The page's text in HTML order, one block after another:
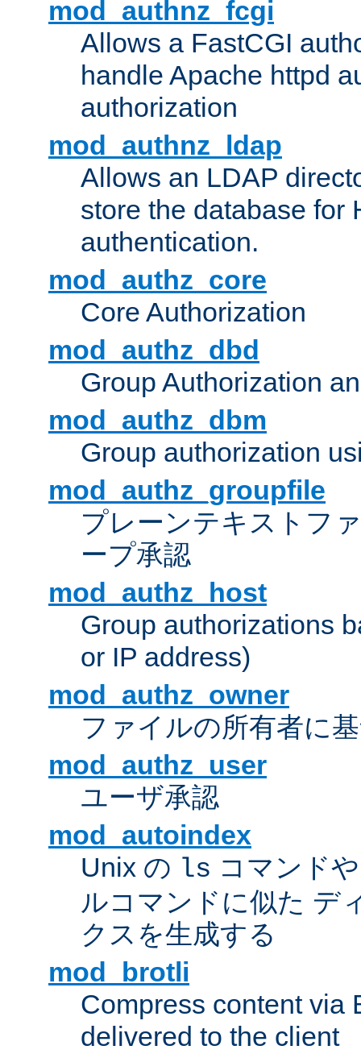
mod_authnz_fcgi
Allows a FastCGI
handle Apache httpd
authorization
mod_authnz_ldap
Allows an LDAP
store the database for
authentication.
mod_authz_core
Core Authorization
mod_authz_dbd
Group Authorization
mod_authz_dbm
Group authorization
mod_authz_groupfile
プレーンテキストフ
ープ承認
mod_authz_host
Group authorizations
or IP address)
mod_authz_owner
ファイルの所有者に
mod_authz_user
ユーザ承認
mod_autoindex
Unix の ls コマンド
ルコマンドに似た デ
クスを生成する
mod_brotli
Compress content via
delivered to the client